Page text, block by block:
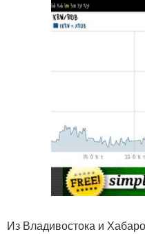
Из Владивостока и